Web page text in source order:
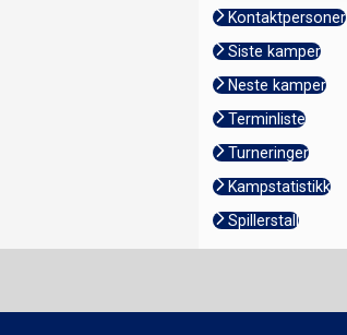
Kontaktpersoner
Siste kamper
Neste kamper
Terminliste
Turneringer
Kampstatistikk
Spillerstall